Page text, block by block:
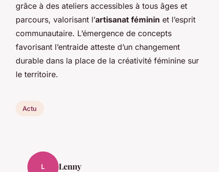
grâce à des ateliers accessibles à tous âges et
parcours, valorisant l’artisanat féminin et l’esprit
communautaire. L’émergence de concepts
favorisant l’entraide atteste d’un changement
durable dans la place de la créativité féminine sur
le territoire.
Actu
L Lenny